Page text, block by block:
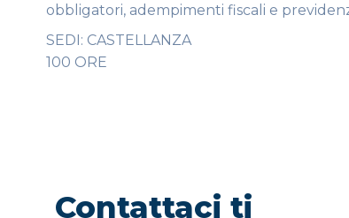
obbligatori, adempimenti fiscali e
SEDI: CASTELLANZA
100 ORE
Contattaci ti